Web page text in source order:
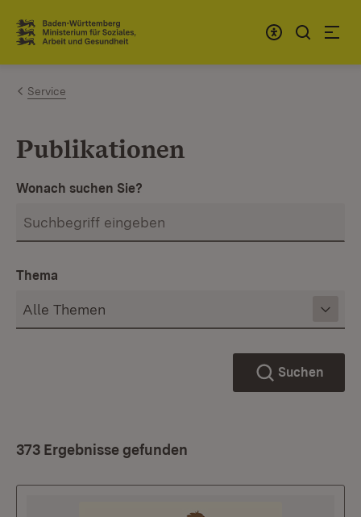
Zum Inhalt springen
Link zur Startseite
Service
Publikationen
Wonach suchen Sie?
Thema
Suchen
373 Ergebnisse gefunden